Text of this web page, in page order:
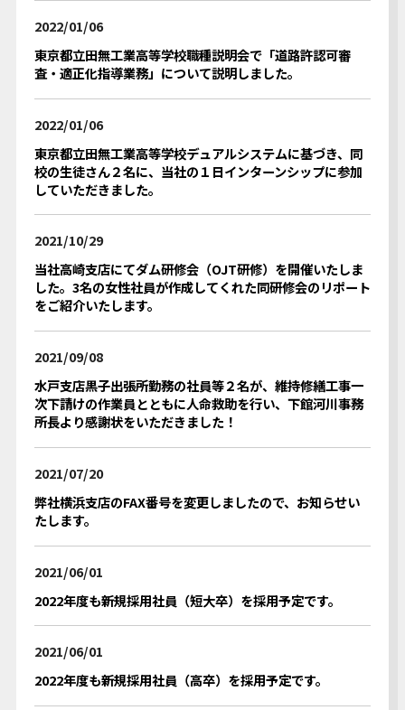
2022/01/06
東京都立田無工業高等学校職種説明会で「道路許認可審
査・適正化指導業務」について説明しました。
2022/01/06
東京都立田無工業高等学校デュアルシステムに基づき、同
校の生徒さん２名に、当社の１日インターンシップに参加
していただきました。
2021/10/29
当社高崎支店にてダム研修会（OJT研修）を開催いたしま
した。3名の女性社員が作成してくれた同研修会のリポート
をご紹介いたします。
2021/09/08
水戸支店黒子出張所勤務の社員等２名が、維持修繕工事一
次下請けの作業員とともに人命救助を行い、下館河川事務
所長より感謝状をいただきました！
2021/07/20
弊社横浜支店のFAX番号を変更しましたので、お知らせい
たします。
2021/06/01
2022年度も新規採用社員（短大卒）を採用予定です。
2021/06/01
2022年度も新規採用社員（高卒）を採用予定です。